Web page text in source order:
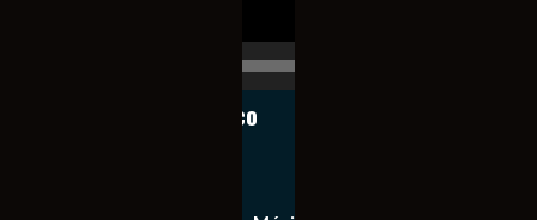
Notiexpress de México